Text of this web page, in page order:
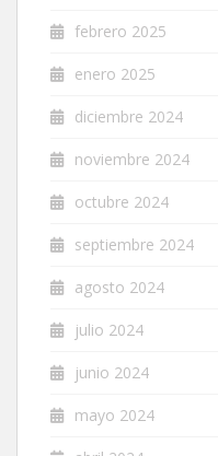
febrero 2025
enero 2025
diciembre 2024
noviembre 2024
octubre 2024
septiembre 2024
agosto 2024
julio 2024
junio 2024
mayo 2024